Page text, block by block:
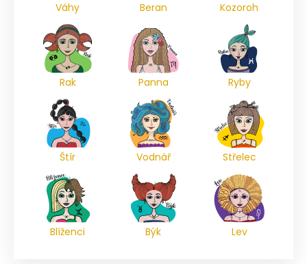
Váhy Beran Kozoroh
Rak Panna Ryby
Štír Vodnář Střelec
Blíženci Býk Lev